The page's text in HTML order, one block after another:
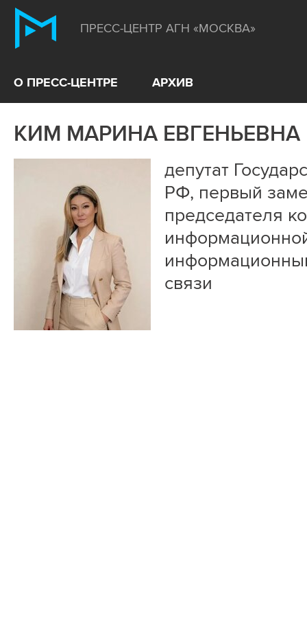
ПРЕСС-ЦЕНТР АГН «МОСКВА»
О ПРЕСС-ЦЕНТРЕ АРХИВ
КИМ МАРИНА ЕВГЕНЬЕВНА
депутат
РФ, первый
председателя
связи